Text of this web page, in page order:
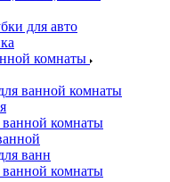
для авто
комнаты
ванной комнаты
комнаты
ванн
комнаты